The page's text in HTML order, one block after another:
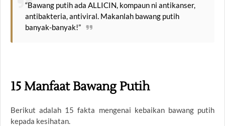
“Bawang putih ada ALLICIN, kompaun ni antikanser,
antibakteria, antiviral. Makanlah bawang putih
banyak-banyak!”
15 Manfaat Bawang Putih
Berikut adalah 15 fakta mengenai kebaikan bawang putih
kepada kesihatan.